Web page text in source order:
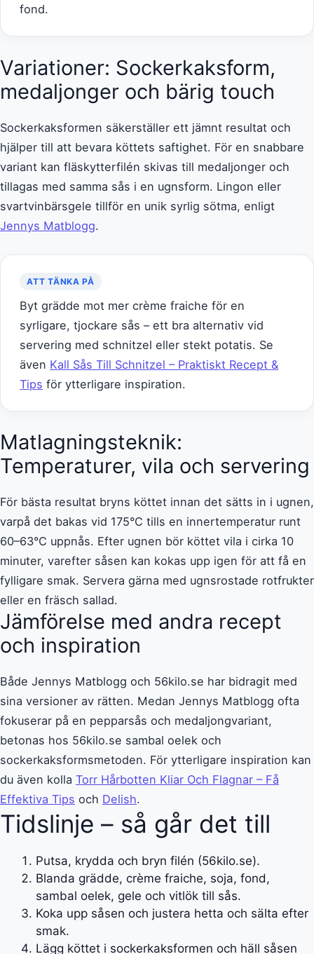
fond.
Variationer: Sockerkaksform,
medaljonger och bärig touch
Sockerkaksformen säkerställer ett jämnt resultat och
hjälper till att bevara köttets saftighet. För en snabbare
variant kan fläskytterfilén skivas till medaljonger och
tillagas med samma sås i en ugnsform. Lingon eller
svartvinbärsgele tillför en unik syrlig sötma, enligt
Jennys Matblogg.
ATT TÄNKA PÅ
Byt grädde mot mer crème fraiche för en
syrligare, tjockare sås – ett bra alternativ vid
servering med schnitzel eller stekt potatis. Se
även Kall Sås Till Schnitzel – Praktiskt Recept &
Tips för ytterligare inspiration.
Matlagningsteknik:
Temperaturer, vila och servering
För bästa resultat bryns köttet innan det sätts in i ugnen,
varpå det bakas vid 175°C tills en innertemperatur runt
60–63°C uppnås. Efter ugnen bör köttet vila i cirka 10
minuter, varefter såsen kan kokas upp igen för att få en
fylligare smak. Servera gärna med ugnsrostade rotfrukter
eller en fräsch sallad.
Jämförelse med andra recept
och inspiration
Både Jennys Matblogg och 56kilo.se har bidragit med
sina versioner av rätten. Medan Jennys Matblogg ofta
fokuserar på en pepparsås och medaljongvariant,
betonas hos 56kilo.se sambal oelek och
sockerkaksformsmetoden. För ytterligare inspiration kan
du även kolla Torr Hårbotten Kliar Och Flagnar – Få
Effektiva Tips och Delish.
Tidslinje – så går det till
Putsa, krydda och bryn filén (56kilo.se).
Blanda grädde, crème fraiche, soja, fond,
sambal oelek, gele och vitlök till sås.
Koka upp såsen och justera hetta och sälta efter
smak.
Lägg köttet i sockerkaksformen och häll såsen